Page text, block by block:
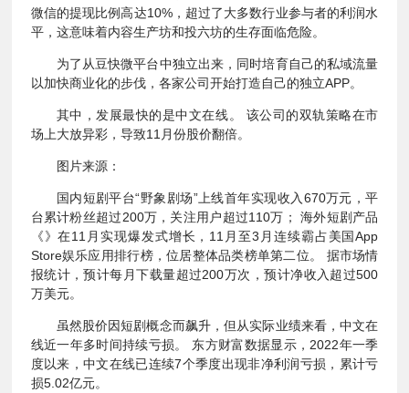
微信的提现比例高达10%，超过了大多数行业参与者的利润水
平，这意味着内容生产坊和投六坊的生存面临危险。
为了从豆快微平台中独立出来，同时培育自己的私域流量
以加快商业化的步伐，各家公司开始打造自己的独立APP。
其中，发展最快的是中文在线。 该公司的双轨策略在市
场上大放异彩，导致11月份股价翻倍。
图片来源：
国内短剧平台“野象剧场”上线首年实现收入670万元，平
台累计粉丝超过200万，关注用户超过110万； 海外短剧产品
《》在11月实现爆发式增长，11月至3月连续霸占美国App
Store娱乐应用排行榜，位居整体品类榜单第二位。 据市场情
报统计，预计每月下载量超过200万次，预计净收入超过500
万美元。
虽然股价因短剧概念而飙升，但从实际业绩来看，中文在
线近一年多时间持续亏损。 东方财富数据显示，2022年一季
度以来，中文在线已连续7个季度出现非净利润亏损，累计亏
损5.02亿元。